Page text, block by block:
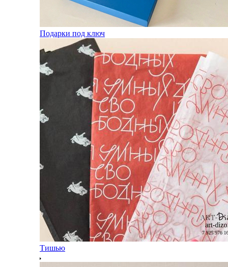
Подарки под ключ
Тишью